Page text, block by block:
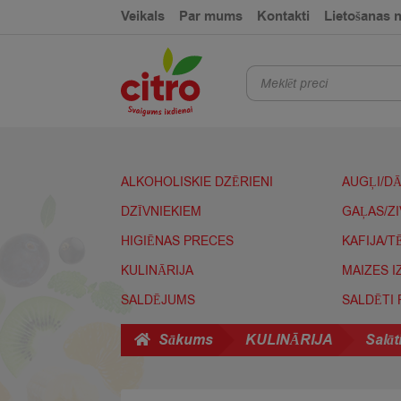
Veikals Par mums Kontakti Lietošanas
Products
search
ALKOHOLISKIE DZĒRIENI
AUGĻI/
DZĪVNIEKIEM
GAĻAS/
HIGIĒNAS PRECES
KAFIJA/
KULINĀRIJA
MAIZES
SALDĒJUMS
SALDĒTI
Sākums KULINĀRIJA Salāti